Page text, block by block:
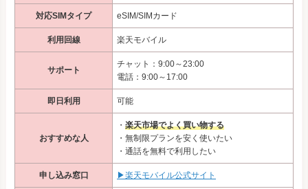
対応SIMタイプ eSIM/SIMカード
利用回線 楽天モバイル
サポート
チャット：9:00～23:00
電話：9:00～17:00
即日利用 可能
おすすめな人
・ 楽天市場でよく買い物する
・無制限プランを安く使いたい
・通話を無料で利用したい
申し込み窓口 ▶楽天モバイル公式サイト